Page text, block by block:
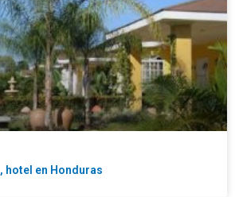
hotel en Honduras